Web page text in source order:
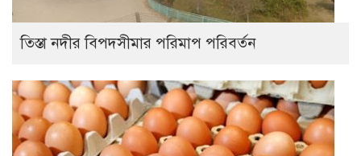
তিস্তা নদীর বিপদসীমার পরিমাপ পরিবর্তন